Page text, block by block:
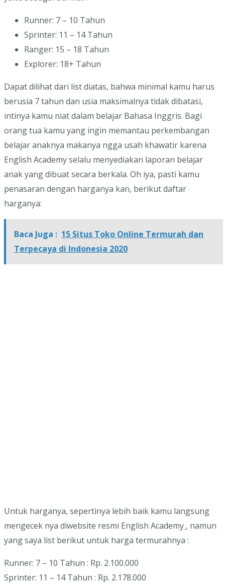
Runner: 7 – 10 Tahun
Sprinter: 11 – 14 Tahun
Ranger: 15 – 18 Tahun
Explorer: 18+ Tahun
Dapat dilihat dari list diatas, bahwa minimal kamu harus
berusia 7 tahun dan usia maksimalnya tidak dibatasi,
intinya kamu niat dalam belajar Bahasa Inggris. Bagi
orang tua kamu yang ingin memantau perkembangan
belajar anaknya makanya ngga usah khawatir karena
English Academy selalu menyediakan laporan belajar
anak yang dibuat secara berkala. Oh iya, pasti kamu
penasaran dengan harganya kan, berikut daftar
harganya:
Baca Juga : 15 Situs Toko Online Termurah dan
Terpecaya di Indonesia 2020
Untuk harganya, sepertinya lebih baik kamu langsung
mengecek nya diwebsite resmi English Academy , namun
yang saya list berikut untuk harga termurahnya :
Runner: 7 – 10 Tahun : Rp. 2.100.000
Sprinter: 11 – 14 Tahun : Rp. 2.178.000